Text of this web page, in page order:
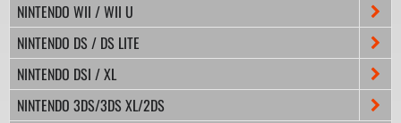
NINTENDO WII / WII U
NINTENDO DS / DS LITE
NINTENDO DSI / XL
NINTENDO 3DS/3DS XL/2DS